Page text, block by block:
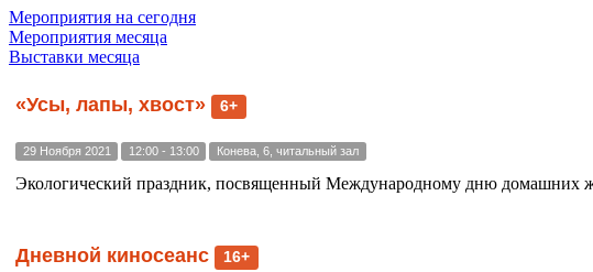
Мероприятия на сегодня
Мероприятия месяца
Выставки месяца
«Усы, лапы, хвост» 6+
29 Ноября 2021 12:00 - 13:00 Конева, 6, читальный зал
Экологический праздник, посвященный Международному дню домашних
Дневной киносеанс 16+